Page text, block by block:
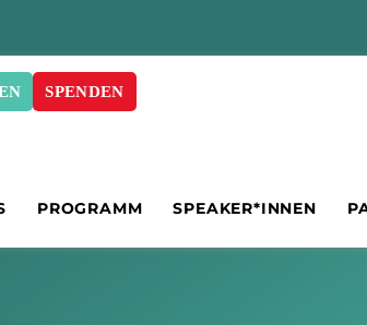
SPENDEN
PROGRAMM SPEAKER*INNEN